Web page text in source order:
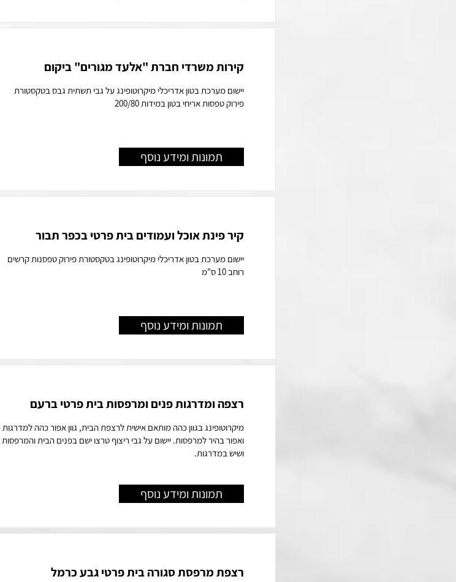
קירות משרדי חברת "אלעד מגורים" ביקום
יישום מערכת בטון אדריכלי מיקרוטופינג על גבי תשתית גבס בטקסטורת
פירוק טפסות אריחי בטון במידות 200/80
תמונות ומידע נוסף
קיר פינת אוכל ועמודים בית פרטי בכפר תבור
יישום מערכת בטון אדריכלי מיקרוטופינג בטקסטורת פירוק טפסנות קרשים
רוחב 10 ס"מ
תמונות ומידע נוסף
רצפה ומדרגות פנים ומרפסות בית פרטי ברעם
מיקרוטופינג בגוון כהה מותאם אישית לרצפת הבית, גוון אפור כהה למדרגות
ואפור בהיר למרפסות. יישום על גבי ריצוף טרצו ישם בפנים הבית והמרפסות
ושיש במדרגות.
תמונות ומידע נוסף
רצפת מרפסת סגורה בית פרטי גבע כרמל